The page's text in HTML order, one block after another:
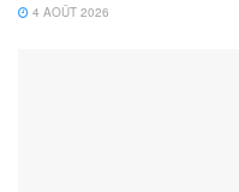
4 AOÛT 2026